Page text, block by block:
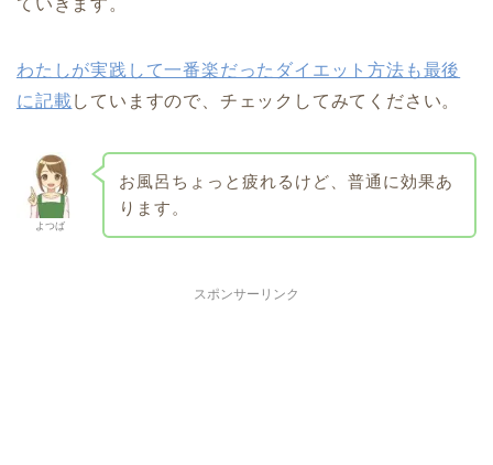
ていきます。
わたしが実践して一番楽だったダイエット方法も最後
に記載 していますので、チェックしてみてください。
よつば
お風呂ちょっと疲れるけど、普通に効果あ
ります。
スポンサーリンク